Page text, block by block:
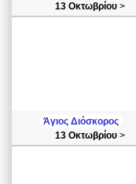
13 Οκτωβρίου >
Άγιος Διόσκορος
13 Οκτωβρίου >